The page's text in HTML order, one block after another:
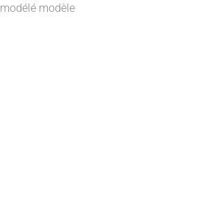
modélé modèle